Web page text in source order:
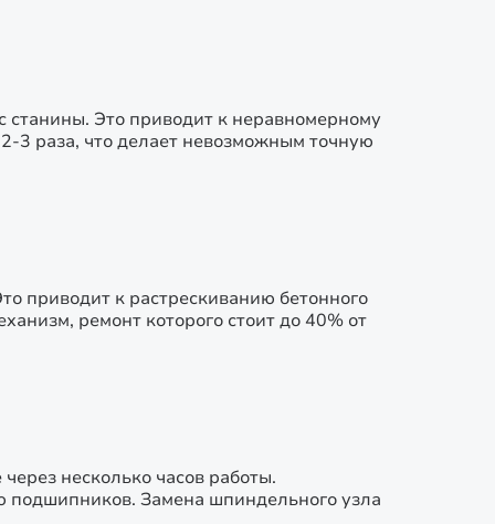
станины. Это приводит к неравномерному
3 раза, что делает невозможным точную
приводит к растрескиванию бетонного
ремонт которого стоит до 40% от
несколько часов работы.
подшипников. Замена шпиндельного узла